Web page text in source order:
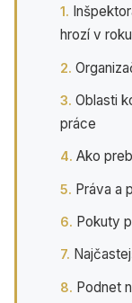
hrozí v
Oblasti
práce
Ako
Práva a
Pokuty
Podnet